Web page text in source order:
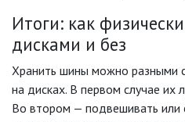
Итоги: как
дисками и без
Хранить шины можно разными
на дисках. В первом случае их
Во втором — подвешивать или